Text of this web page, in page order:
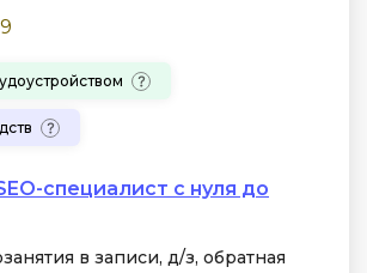
специалист c нуля до
в записи, д/з, обратная